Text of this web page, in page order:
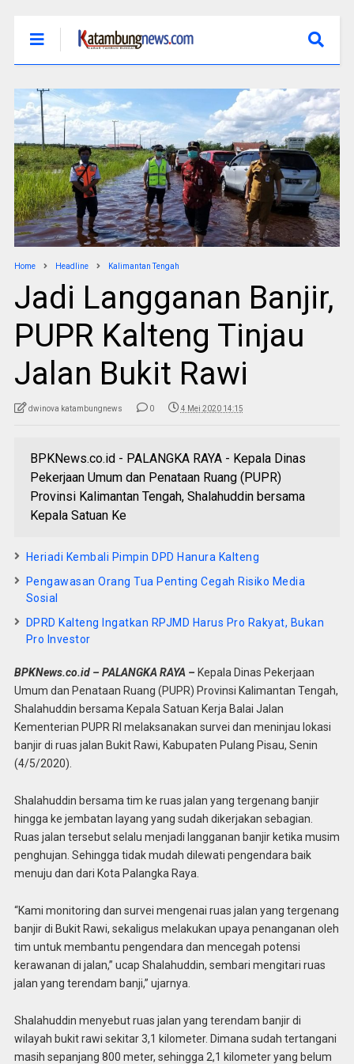
Home Headline Kalimantan Tengah
Jadi Langganan Banjir,
PUPR Kalteng Tinjau
Jalan Bukit Rawi
dwinova katambungnews 0 4 Mei 2020 14:15
BPKNews.co.id - PALANGKA RAYA - Kepala Dinas
Pekerjaan Umum dan Penataan Ruang (PUPR)
Provinsi Kalimantan Tengah, Shalahuddin bersama
Kepala Satuan Ke
Heriadi Kembali Pimpin DPD Hanura Kalteng
Pengawasan Orang Tua Penting Cegah Risiko Media
Sosial
DPRD Kalteng Ingatkan RPJMD Harus Pro Rakyat, Bukan
Pro Investor
BPKNews.co.id – PALANGKA RAYA – Kepala Dinas Pekerjaan
Umum dan Penataan Ruang (PUPR) Provinsi Kalimantan Tengah,
Shalahuddin bersama Kepala Satuan Kerja Balai Jalan
Kementerian PUPR RI melaksanakan survei dan meninjau lokasi
banjir di ruas jalan Bukit Rawi, Kabupaten Pulang Pisau, Senin
(4/5/2020).
Shalahuddin bersama tim ke ruas jalan yang tergenang banjir
hingga ke jembatan layang yang sudah dikerjakan sebagian.
Ruas jalan tersebut selalu menjadi langganan banjir ketika musim
penghujan. Sehingga tidak mudah dilewati pengendara baik
menuju dan dari Kota Palangka Raya.
“Kami monitoring dan survei mengenai ruas jalan yang tergenang
banjir di Bukit Rawi, sekaligus melakukan upaya penanganan oleh
tim untuk membantu pengendara dan mencegah potensi
kerawanan di jalan,” ucap Shalahuddin, sembari mengitari ruas
jalan yang terendam banji,” ujarnya.
Shalahuddin menyebut ruas jalan yang terendam banjir di
wilayah bukit rawi sekitar 3,1 kilometer. Dimana sudah tertangani
masih sepanjang 800 meter, sehingga 2,1 kilometer yang belum